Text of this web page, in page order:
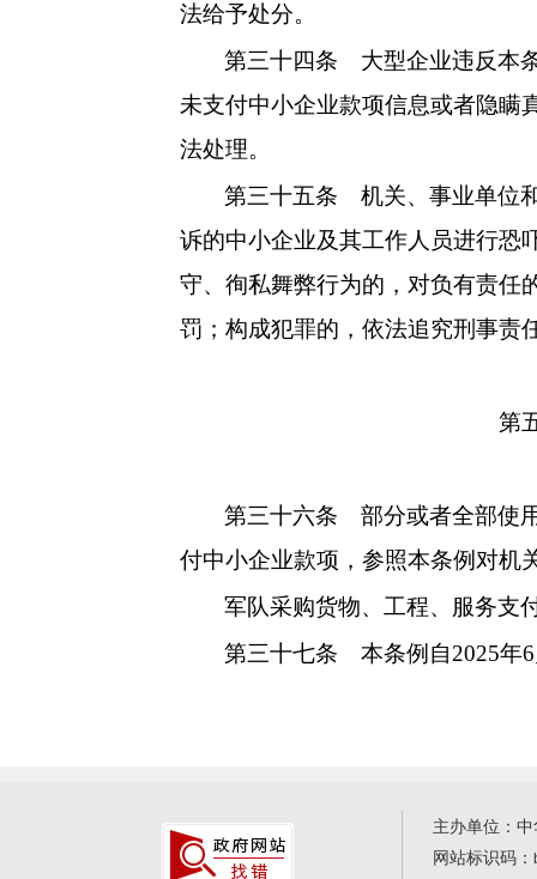
法给予处分。
第三十四条 大型企业违反本
未支付中小企业款项信息或者隐瞒
法处理。
第三十五条 机关、事业单位
诉的中小企业及其工作人员进行恐
守、徇私舞弊行为的，对负有责任
罚；构成犯罪的，依法追究刑事责
第
第三十六条 部分或者全部使
付中小企业款项，参照本条例对机
军队采购货物、工程、服务支
第三十七条 本条例自2025年
主办单位：
网站标识码：